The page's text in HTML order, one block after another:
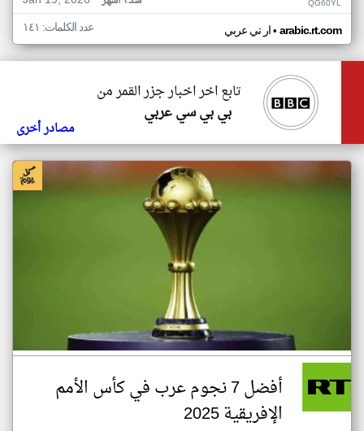
QG60YL
ار تي عربي• arabic.rt.com عدد الكلمات: ١٤١
تابع اخر اخبار جزر القمر من
بي بي سي عربي
مصادر أخرى
أفضل 7 نجوم عرب في كأس الأمم
الإفريقية 2025